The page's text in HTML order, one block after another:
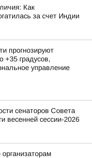
Как
за счет Индии
прогнозируют
+35 градусов,
управление
сенаторов Совета
весенней сессии-2026